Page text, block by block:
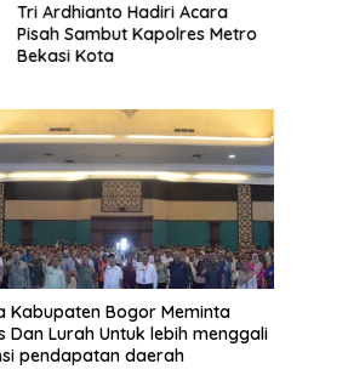
Tri Ardhianto Hadiri Acara
Pisah Sambut Kapolres Metro
Bekasi Kota
Kabupaten Bogor Meminta
Dan Lurah Untuk lebih menggali
pendapatan daerah